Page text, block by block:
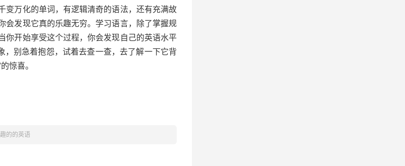
变万化的单词，有逻辑清奇的语法，还有充满故
会发现它真的乐趣无穷。学习语言，除了掌握规
你开始享受这个过程，你会发现自己的英语水平
，别急着抱怨，试着去查一查，去了解一下它背
惊喜。
的的英语